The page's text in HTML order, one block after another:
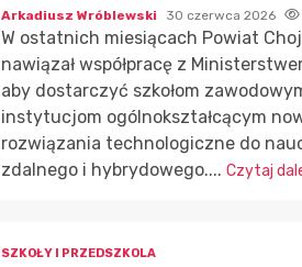
Arkadiusz Wróblewski 30 czerwca 2026
W ostatnich miesiącach Powiat
nawiązał współpracę z
aby dostarczyć szkołom
instytucjom ogólnokształcącym
rozwiązania technologiczne do
zdalnego i hybrydowego.... Czytaj
SZKOŁY I PRZEDSZKOLA